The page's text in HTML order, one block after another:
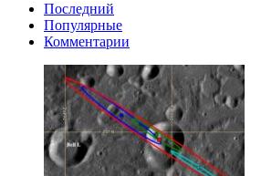
Последний
Популярные
Комментарии